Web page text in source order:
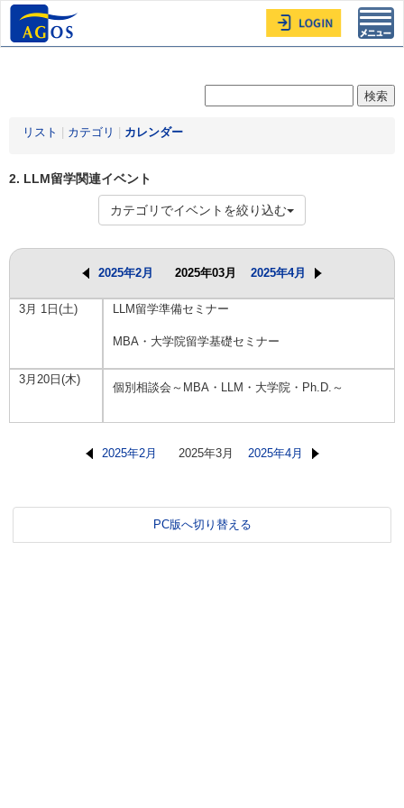
リスト カテゴリ カレンダー
2. LLM留学関連イベント
カテゴリでイベントを絞り込む
2025年2月 2025年03月 2025年4月
3月 1日(土) LLM留学準備セミナー
MBA・大学院留学基礎セミナー
3月20日(木)
個別相談会～MBA・LLM・大学院・Ph.D.～
2025年2月 2025年3月 2025年4月
PC版へ切り替える